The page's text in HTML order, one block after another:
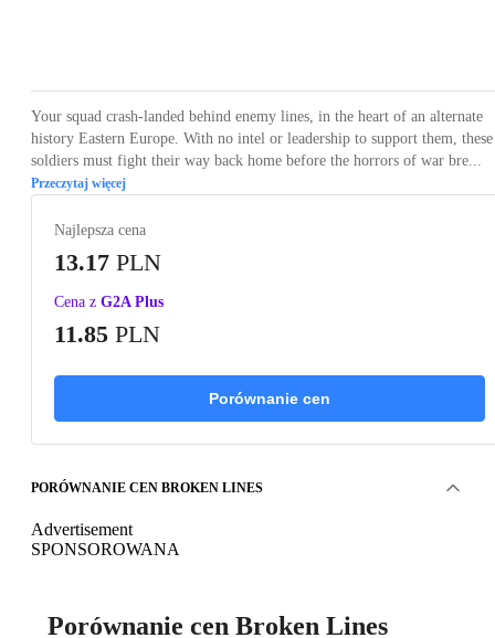
Your squad crash-landed behind enemy lines, in the heart of an alternate
history Eastern Europe. With no intel or leadership to support them, these
soldiers must fight their way back home before the horrors of war bre...
Przeczytaj więcej
Najlepsza cena
13.17 PLN
Cena z G2A Plus
11.85 PLN
Porównanie cen
PORÓWNANIE CEN BROKEN LINES
Advertisement
SPONSOROWANA
Porównanie cen Broken Lines